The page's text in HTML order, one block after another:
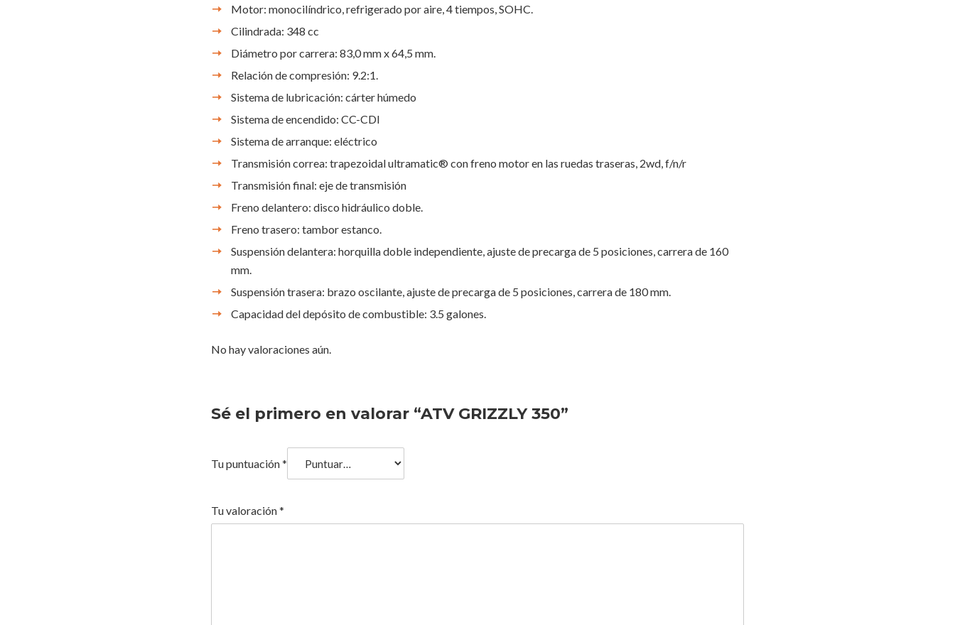
Motor: monocilíndrico, refrigerado por aire, 4 tiempos, SOHC.
Cilindrada: 348 cc
Diámetro por carrera: 83,0 mm x 64,5 mm.
Relación de compresión: 9.2:1.
Sistema de lubricación: cárter húmedo
Sistema de encendido: CC-CDI
Sistema de arranque: eléctrico
Transmisión correa: trapezoidal ultramatic® con freno motor en las ruedas traseras, 2wd, f/n/r
Transmisión final: eje de transmisión
Freno delantero: disco hidráulico doble.
Freno trasero: tambor estanco.
Suspensión delantera: horquilla doble independiente, ajuste de precarga de 5 posiciones, carrera de 160
mm.
Suspensión trasera: brazo oscilante, ajuste de precarga de 5 posiciones, carrera de 180 mm.
Capacidad del depósito de combustible: 3.5 galones.
No hay valoraciones aún.
Sé el primero en valorar “ATV GRIZZLY 350”
Tu puntuación*
Tu valoración*